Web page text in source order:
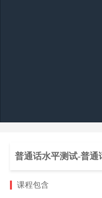
普通话水平测试-普通
课程包含